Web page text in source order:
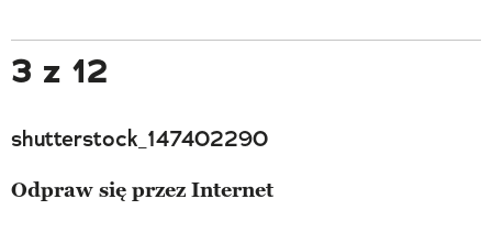
3 z 12
shutterstock_147402290
Odpraw się przez Internet